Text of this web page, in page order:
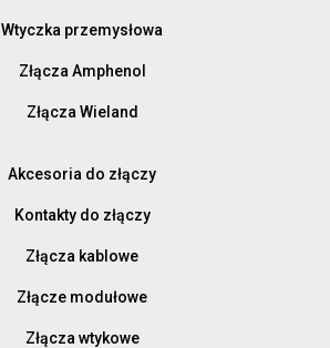
Wtyczka przemysłowa
Złącza Amphenol
Złącza Wieland
Akcesoria do złączy
Kontakty do złączy
Złącza kablowe
Złącze modułowe
Złącza wtykowe